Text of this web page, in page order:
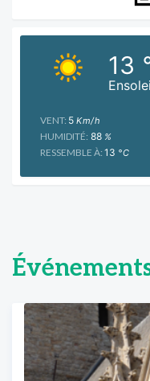
13
VENT: 5 Km/h
HUMIDITÉ: 88 %
RESSEMBLE À: 13 °C